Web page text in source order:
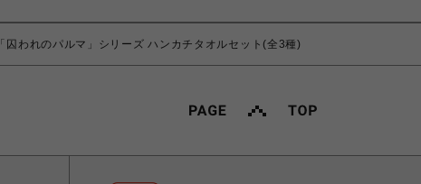
「囚われのパルマ」シリーズ ハンカチタオルセット(全3種)